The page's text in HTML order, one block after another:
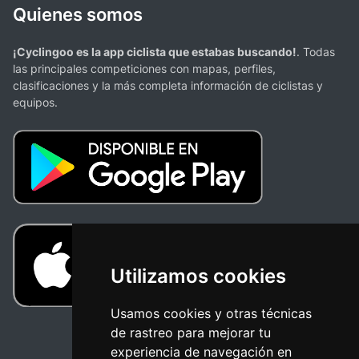
Utilizamos cookies
Usamos cookies y otras técnicas
de rastreo para mejorar tu
experiencia de navegación en
Quienes somos
¡Cyclingoo es la app ciclista que estabas buscando!. Todas
las principales competiciones con mapas, perfiles,
clasificaciones y la más completa información de ciclistas y
equipos.